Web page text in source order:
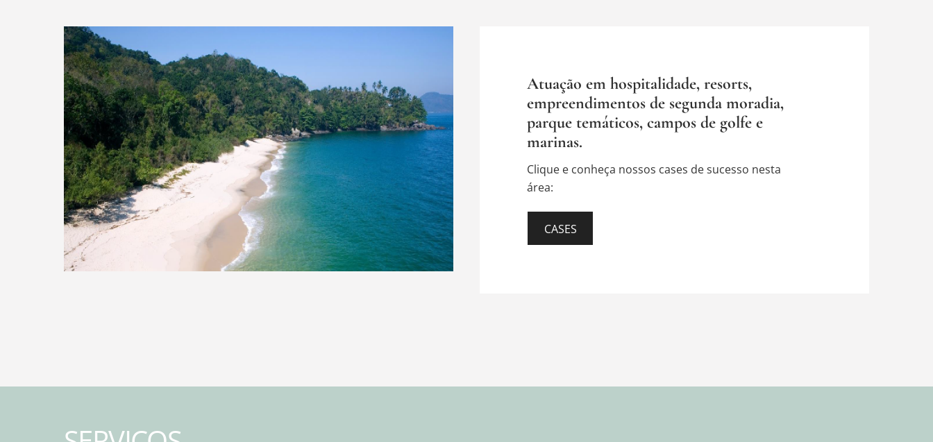
Atuação em hospitalidade, resorts,
empreendimentos de segunda moradia,
parque temáticos, campos de golfe e
marinas.
Clique e conheça nossos cases de sucesso nesta
área:
CASES